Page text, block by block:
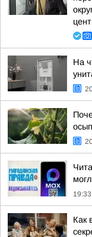
На
19:33
Как